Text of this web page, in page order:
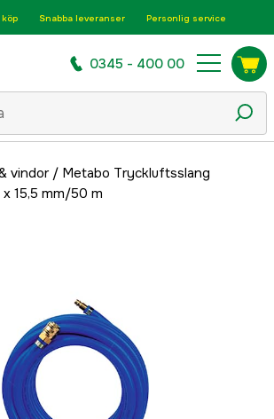
Snabba leveranser Personlig service
0345 - 400 00
vindor/ Metabo Tryckluftsslang
15,5 mm/50 m